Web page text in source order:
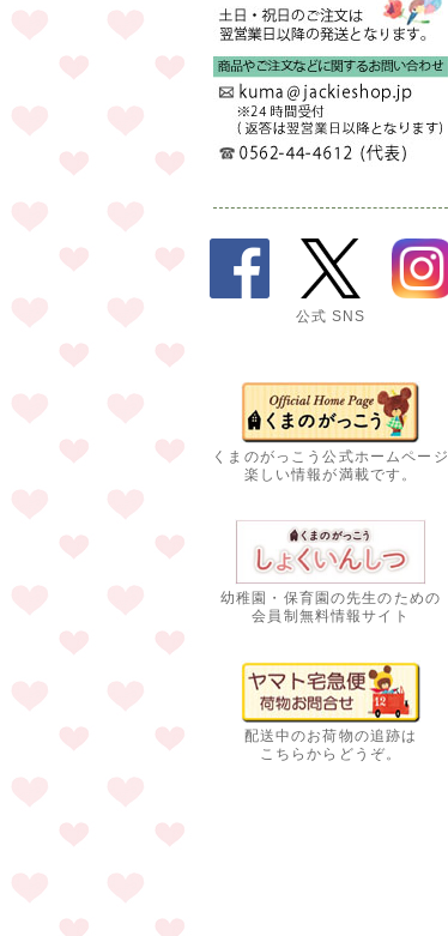
公式 SNS
くまのがっこう公式ホームページ
楽しい情報が満載です。
幼稚園・保育園の先生のための
会員制無料情報サイト
配送中のお荷物の追跡は
こちらからどうぞ。